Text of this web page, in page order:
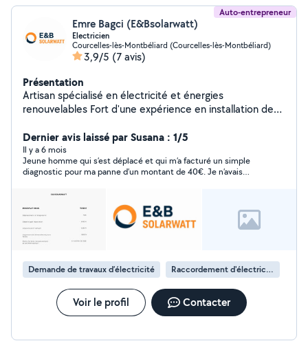
Auto-entrepreneur
Emre Bagci (E&Bsolarwatt)
Electricien
Courcelles-lès-Montbéliard (Courcelles-lès-Montbéliard)
3,9/5 (7 avis)
Présentation
Artisan spécialisé en électricité et énergies
renouvelables Fort d'une expérience en installation de
rénovation), je propose des solutions fiables et
adaptées à vos besoins. Je vous accompagne de
l'étude à la mise en service, que ce soit pour
l'installation de systèmes photovoltaïques, la vente de
matériel solaire, le dépannage ou les travaux
électriques. Travail soigné Conseils personnalisés
Réactivité et respect des délais Mon objectif : vous
offrir des installations durables, économiques et de
qualité.
Dernier avis laissé par Susana : 1/5
Il y a 6 mois
Jeune homme qui s’est déplacé et qui m’a facturé un simple
diagnostic pour ma panne d’un montant de 40€. Je n’avais
jamais été le cas ! Prenez garde..
Demande de travaux d’électricité Raccordement d'électricité
Voir le profil Contacter